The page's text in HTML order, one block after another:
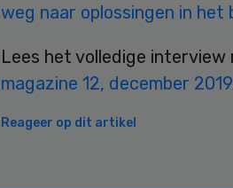
weg naar oplossingen in het
Lees het volledige
magazine 12, december 2019
Reageer op dit artikel